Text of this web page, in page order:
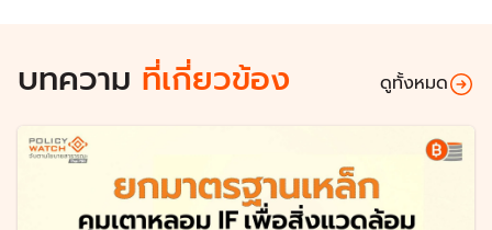
บทความ ที่เกี่ยวข้อง ดูทั้งหมด